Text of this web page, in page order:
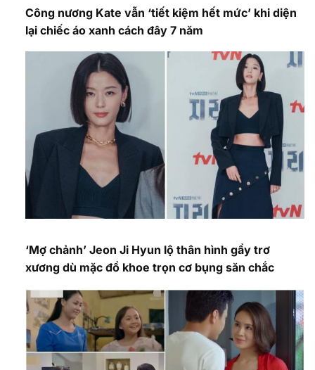
Công nương Kate vẫn ‘tiết kiệm hết mức’ khi diện
lại chiếc áo xanh cách đây 7 năm
‘Mợ chảnh’ Jeon Ji Hyun lộ thân hình gầy trơ
xương dù mặc đồ khoe trọn cơ bụng săn chắc